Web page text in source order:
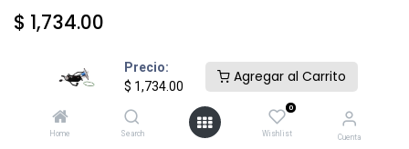
Precio:
$ 1,734.00
Agregar al Carrito
Home Search
0
Wishlist Cuenta
$ 1,734.00
Añadir al carrito Comprar ahora